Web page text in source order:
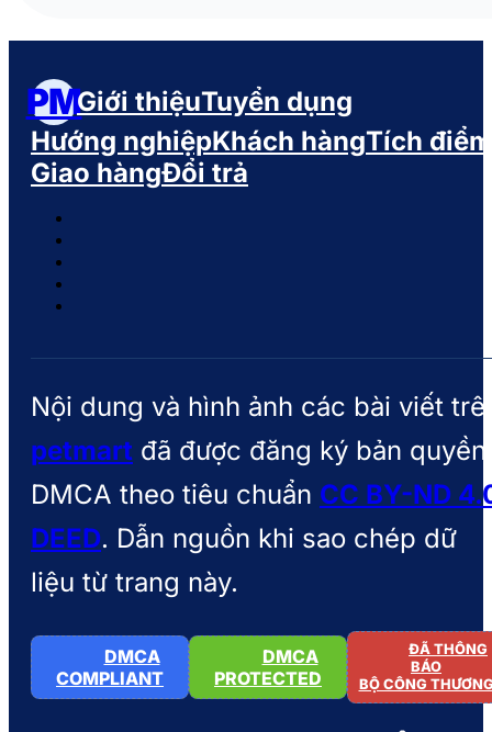
PMGiới thiệuTuyển dụng
Hướng nghiệpKhách hàngTích điểm
Giao hàngĐổi trả
Nội dung và hình ảnh các bài viết
petmart đã được đăng ký bản quyền
DMCA theo tiêu chuẩn CC BY-ND
DEED. Dẫn nguồn khi sao chép dữ
liệu từ trang này.
DMCA
COMPLIANT
DMCA
PROTECTED
ĐÃ THÔNG
BÁO
BỘ CÔNG